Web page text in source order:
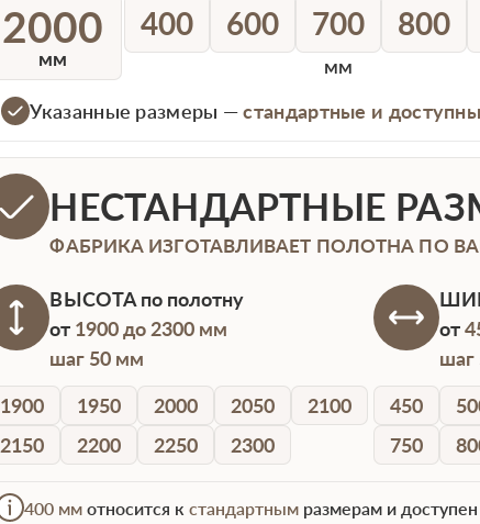
2000
мм
400 600 700 800
мм
Указанные размеры —стандартные и
НЕСТАНДАРТНЫЕ
ФАБРИКА ИЗГОТАВЛИВАЕТ ПОЛОТНА ПО
ВЫСОТА по полотну
от 1900 до 2300 мм
шаг 50 мм
1900
1950 2000 2050
2100
2150
2200 2250 2300
от
шаг
450
750
400 мм относится кстандартным размерам и